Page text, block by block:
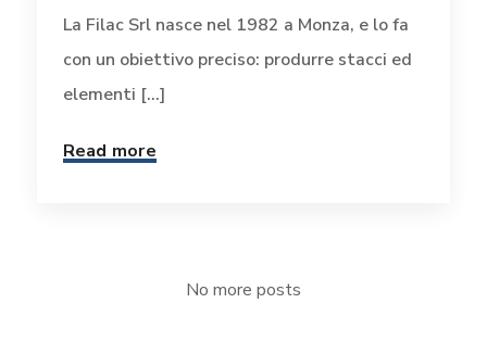
La Filac Srl nasce nel 1982 a Monza, e lo fa
con un obiettivo preciso: produrre stacci ed
elementi [...]
Read more
No more posts